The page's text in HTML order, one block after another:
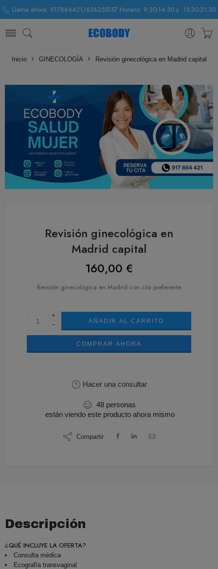
Llame ahora: 917864421/636255157 Horario: 9:30-14:30 y 15:30-21:30
Inicio GINECOLOGÍA Revisión ginecológica en Madrid capital
Revisión ginecológica en
Madrid capital
160,00 €
Revisión ginecológica en Madrid con cita preferente
+
−
AÑADIR AL CARRITO
COMPRAR AHORA
Hacer una consultar
48 personas
están viendo este producto ahora mismo
Compartir
Descripción
¿QUÉ INCLUYE LA OFERTA?
Consulta médica
Ecografía transvaginal